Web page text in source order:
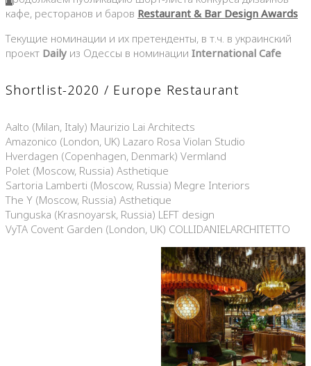
кафе, ресторанов и баров Restaurant & Bar Design Awards
Текущие номинации и их претенденты, в т.ч. в украинский
проект Daily из Одессы в номинации International Cafe
Shortlist-2020 / Europe Restaurant
Aalto (Milan, Italy) Maurizio Lai Architects
Amazonico (London, UK) Lazaro Rosa Violan Studio
Hverdagen (Copenhagen, Denmark) Vermland
Polet (Moscow, Russia) Asthetique
Sartoria Lamberti (Moscow, Russia) Megre Interiors
The Y (Moscow, Russia) Asthetique
Tunguska (Krasnoyarsk, Russia) LEFT design
VyTA Covent Garden (London, UK) COLLIDANIELARCHITETTO